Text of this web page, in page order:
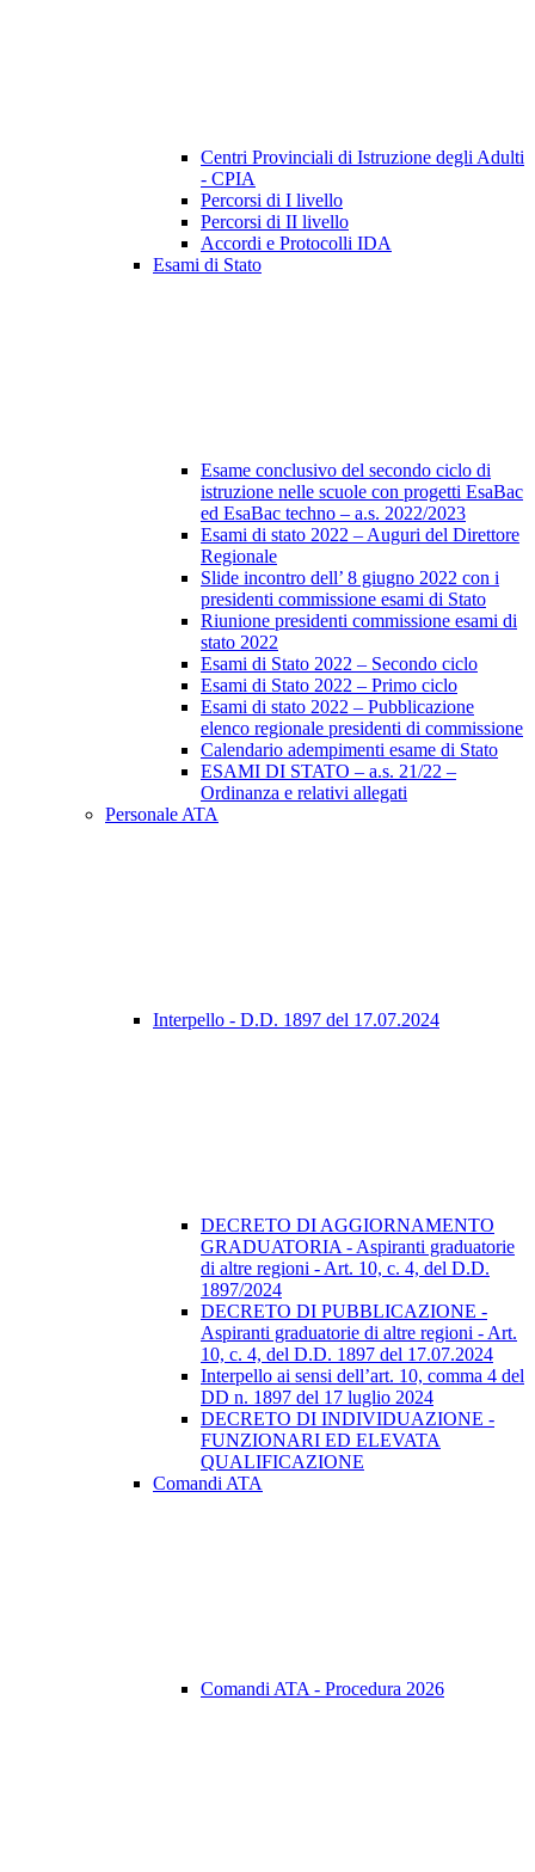
Centri Provinciali di Istruzione degli Adulti
- CPIA
Percorsi di I livello
Percorsi di II livello
Accordi e Protocolli IDA
Esami di Stato
Esame conclusivo del secondo ciclo di
istruzione nelle scuole con progetti EsaBac
ed EsaBac techno – a.s. 2022/2023
Esami di stato 2022 – Auguri del Direttore
Regionale
Slide incontro dell’ 8 giugno 2022 con i
presidenti commissione esami di Stato
Riunione presidenti commissione esami di
stato 2022
Esami di Stato 2022 – Secondo ciclo
Esami di Stato 2022 – Primo ciclo
Esami di stato 2022 – Pubblicazione
elenco regionale presidenti di commissione
Calendario adempimenti esame di Stato
ESAMI DI STATO – a.s. 21/22 –
Ordinanza e relativi allegati
Personale ATA
Interpello - D.D. 1897 del 17.07.2024
DECRETO DI AGGIORNAMENTO
GRADUATORIA - Aspiranti graduatorie
di altre regioni - Art. 10, c. 4, del D.D.
1897/2024
DECRETO DI PUBBLICAZIONE -
Aspiranti graduatorie di altre regioni - Art.
10, c. 4, del D.D. 1897 del 17.07.2024
Interpello ai sensi dell’art. 10, comma 4 del
DD n. 1897 del 17 luglio 2024
DECRETO DI INDIVIDUAZIONE -
FUNZIONARI ED ELEVATA
QUALIFICAZIONE
Comandi ATA
Comandi ATA - Procedura 2026